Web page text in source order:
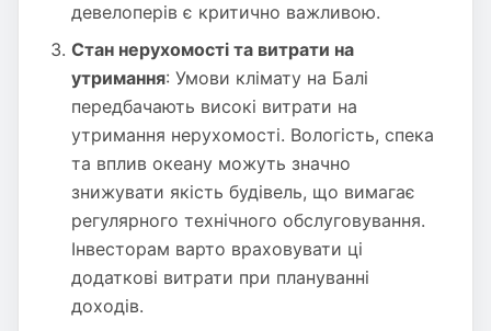
девелоперів є критично важливою.
Стан нерухомості та витрати на
утримання: Умови клімату на Балі
передбачають високі витрати на
утримання нерухомості. Вологість, спека
та вплив океану можуть значно
знижувати якість будівель, що вимагає
регулярного технічного обслуговування.
Інвесторам варто враховувати ці
додаткові витрати при плануванні
доходів.